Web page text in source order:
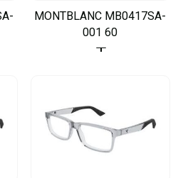
MONTBLANC MB0417SA-
001 60